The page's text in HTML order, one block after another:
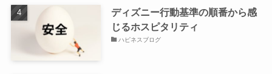
ディズニー行動基準の順番から感
じるホスピタリティ
ハピネスブログ